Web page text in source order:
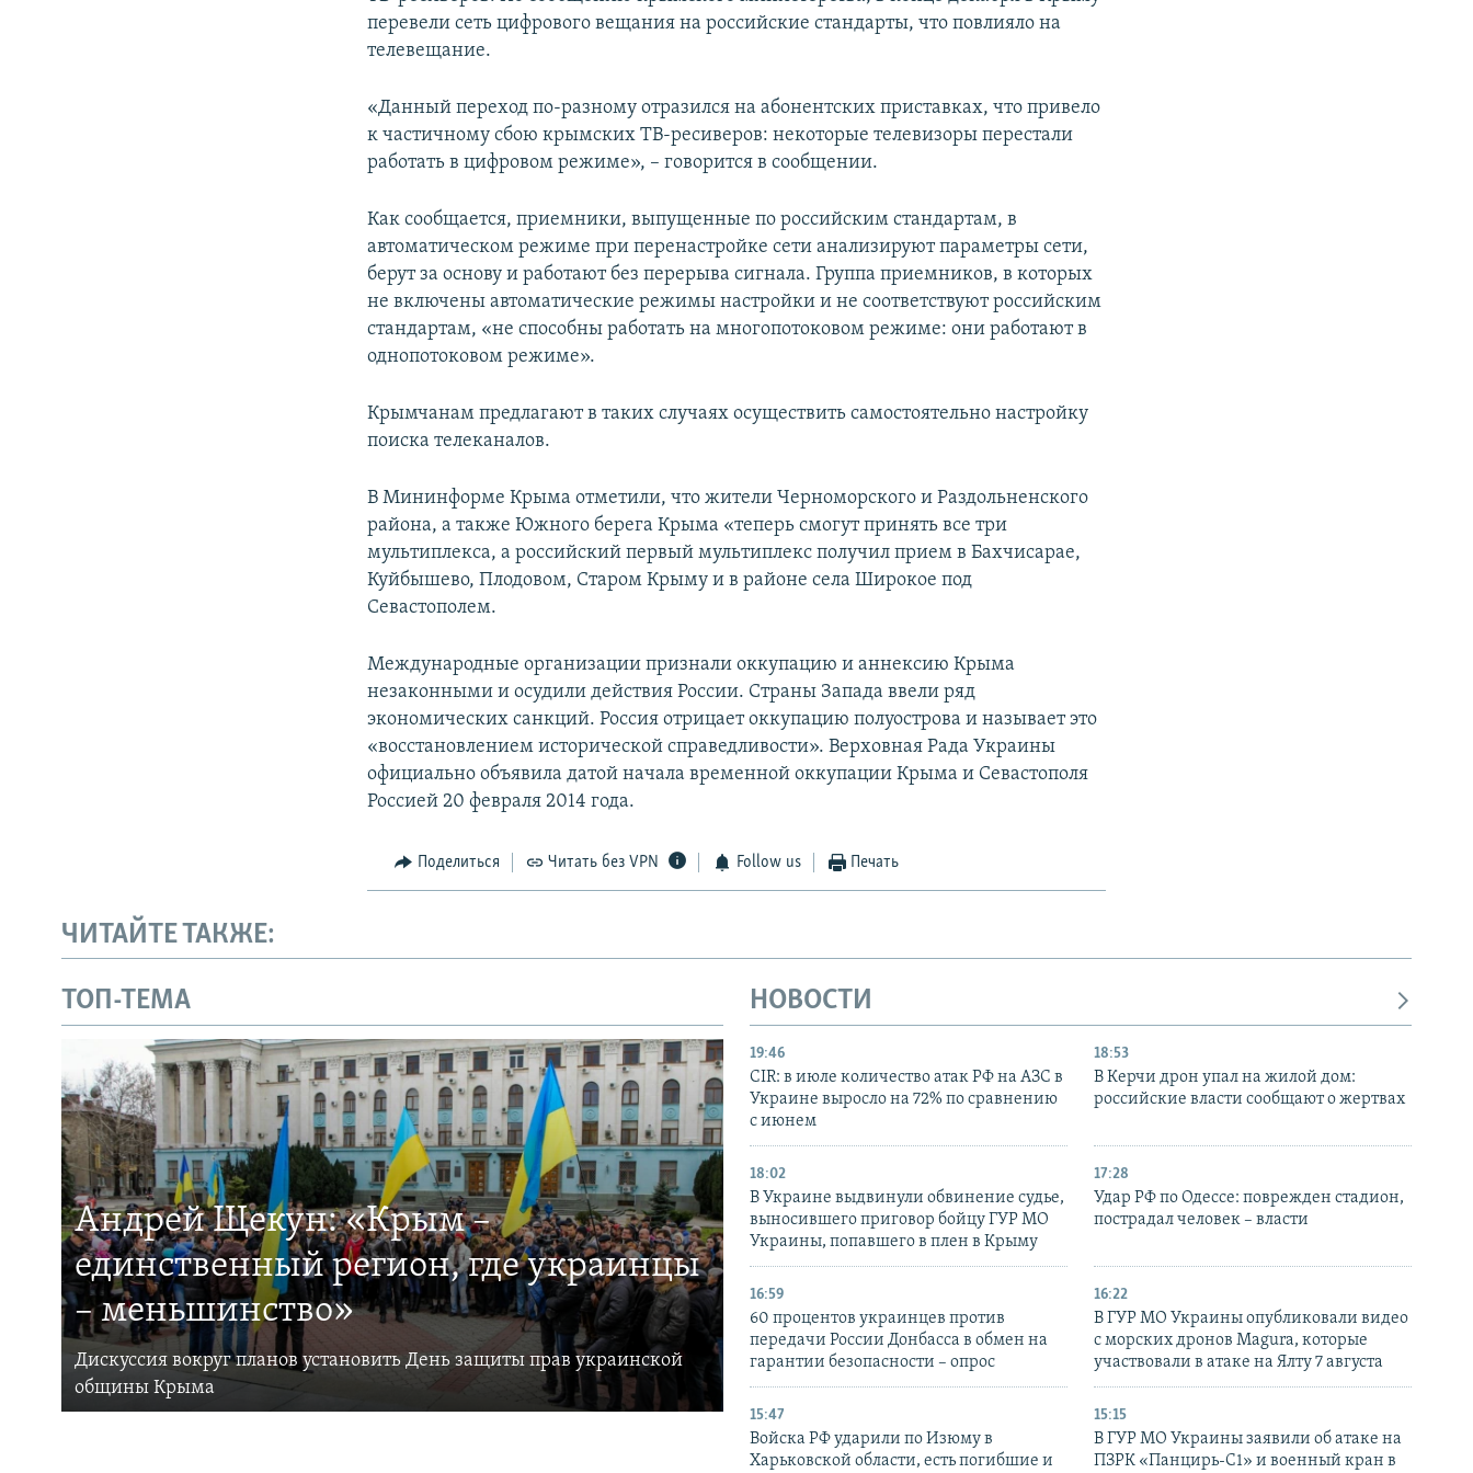
перевели сеть цифрового вещания на российские стандарты, что повлияло на
телевещание.
«Данный переход по-разному отразился на абонентских приставках, что привело
к частичному сбою крымских ТВ-ресиверов: некоторые телевизоры перестали
работать в цифровом режиме», – говорится в сообщении.
Как сообщается, приемники, выпущенные по российским стандартам, в
автоматическом режиме при перенастройке сети анализируют параметры сети,
берут за основу и работают без перерыва сигнала. Группа приемников, в которых
не включены автоматические режимы настройки и не соответствуют российским
стандартам, «не способны работать на многопотоковом режиме: они работают в
однопотоковом режиме».
Крымчанам предлагают в таких случаях осуществить самостоятельно настройку
поиска телеканалов.
В Мининформе Крыма отметили, что жители Черноморского и Раздольненского
района, а также Южного берега Крыма «теперь смогут принять все три
мультиплекса, а российский первый мультиплекс получил прием в Бахчисарае,
Куйбышево, Плодовом, Старом Крыму и в районе села Широкое под
Севастополем.
Международные организации признали оккупацию и аннексию Крыма
незаконными и осудили действия России. Страны Запада ввели ряд
экономических санкций. Россия отрицает оккупацию полуострова и называет это
«восстановлением исторической справедливости». Верховная Рада Украины
официально объявила датой начала временной оккупации Крыма и Севастополя
Россией 20 февраля 2014 года.
Поделиться Читать без VPN Follow us Печать
ЧИТАЙТЕ ТАКЖЕ:
ТОП-ТЕМА
Андрей Щекун: «Крым –
единственный регион, где украинцы
– меньшинство»
Дискуссия вокруг планов установить День защиты прав украинской
общины Крыма
НОВОСТИ
19:46
CIR: в июле количество атак РФ на АЗС в
Украине выросло на 72% по сравнению
с июнем
18:53
В Керчи дрон упал на жилой дом:
российские власти сообщают о жертвах
18:02
В Украине выдвинули обвинение судье,
выносившего приговор бойцу ГУР МО
Украины, попавшего в плен в Крыму
17:28
Удар РФ по Одессе: поврежден стадион,
пострадал человек – власти
16:59
60 процентов украинцев против
передачи России Донбасса в обмен на
гарантии безопасности – опрос
16:22
В ГУР МО Украины опубликовали видео
с морских дронов Magura, которые
участвовали в атаке на Ялту 7 августа
15:47
Войска РФ ударили по Изюму в
Харьковской области, есть погибшие и
15:15
В ГУР МО Украины заявили об атаке на
ПЗРК «Панцирь-С1» и военный кран в